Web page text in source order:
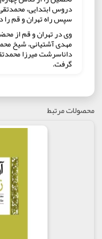
دروس ابتدايى،
سپس راه تهران و قم
وى در تهران و قم از
مهدى آشتيانى، شيخ
داناسرشت ميرزا
گرفت.
بعد با اصرار شديد و
مصرّانه از او مىخواست
چه زودتر به كانون
«علامه جعفری» تحلیل
شناخت علی(ع) تنها
برهه ای از تاریخ
شناخت مجموعه
علامه جعفری معتقدند:
منفی و آزادی او از همه
تاریخی و تحقق ارزش
محصولات مرتبط